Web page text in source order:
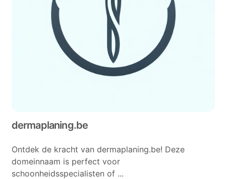
dermaplaning.be
Ontdek de kracht van dermaplaning.be! Deze
domeinnaam is perfect voor
schoonheidsspecialisten of ...